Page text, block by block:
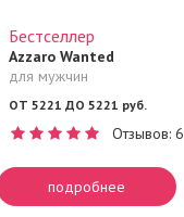
Бестселлер
Azzaro Wanted
для мужчин
ОТ 5221 ДО 5221 руб.
Отзывов: 6
подробнее